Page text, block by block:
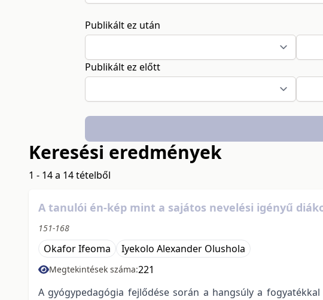
Publikált ez után
Publikált ez előtt
Keresési eredmények
1 - 14 a 14 tételből
A tanulói én-kép mint a sajátos nevelési igényű
151-168
Okafor Ifeoma Iyekolo Alexander Olushola
Megtekintések száma:221
A gyógypedagógia fejlődése során a hangsúly a